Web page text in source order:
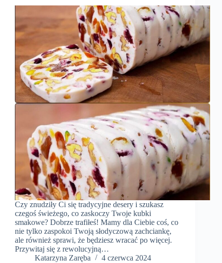
Czy znudziły Ci się tradycyjne desery i szukasz
czegoś świeżego, co zaskoczy Twoje kubki
smakowe? Dobrze trafiłeś! Mamy dla Ciebie coś, co
nie tylko zaspokoi Twoją słodyczową zachciankę,
ale również sprawi, że będziesz wracać po więcej.
Przywitaj się z rewolucyjną…
Katarzyna Zaręba
4 czerwca 2024